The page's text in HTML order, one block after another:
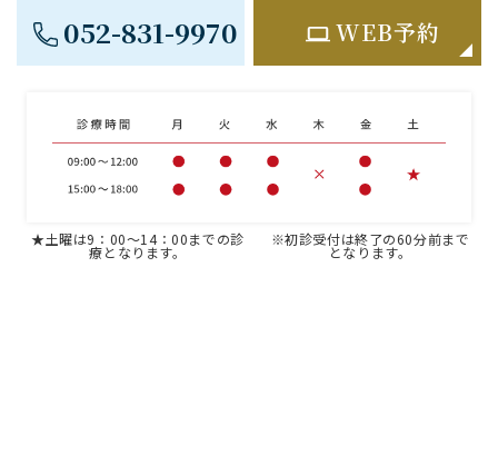
052-831-9970 WEB予約
★土曜は9：00～14：00までの診
療となります。
※初診受付は終了の60分前まで
となります。